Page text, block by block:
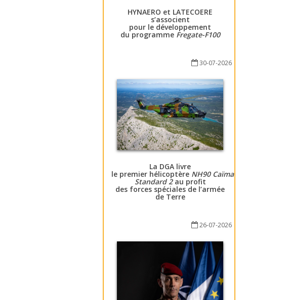
HYNAERO et LATECOERE
s’associent
pour le développement
du programme Fregate-F100
30-07-2026
La DGA livre
le premier hélicoptère NH90 Caïman
Standard 2au profit
des forces spéciales de l’armée
de Terre
26-07-2026